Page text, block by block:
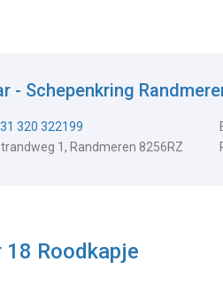
- Schepenkring
320 322199
1, Randmeren 8256RZ
18 Roodkapje